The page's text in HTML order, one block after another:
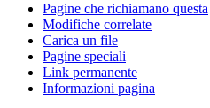
Pagine che richiamano questa
Modifiche correlate
Carica un file
Pagine speciali
Link permanente
Informazioni pagina